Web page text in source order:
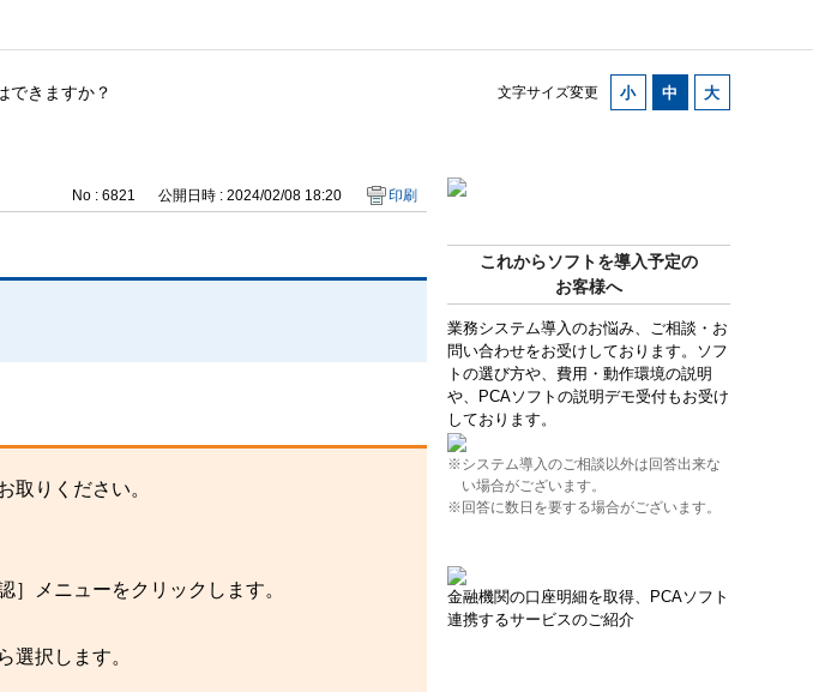
文字サイズ変更
できますか？
これからソフトを導入予定の
お客様へ
業務システム導入のお悩み、ご相談・お
問い合わせをお受けしております。ソフ
トの選び方や、費用・動作環境の説明
や、PCAソフトの説明デモ受付もお受け
しております。
※システム導入のご相談以外は回答出来な
い場合がございます。
※回答に数日を要する場合がございます。
金融機関の口座明細を取得、PCAソフト
連携するサービスのご紹介
No : 6821 公開日時 : 2024/02/08 18:20 印刷
取りください。
メニューをクリックします。
択します。